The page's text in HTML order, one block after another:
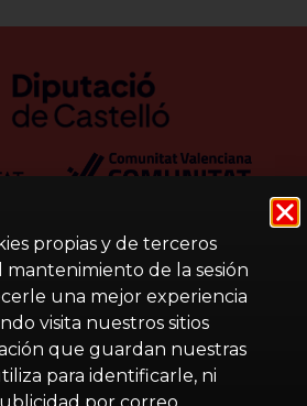
propias y de terceros
mantenimiento de la sesión
una mejor experiencia
visita nuestros sitios
que guardan nuestras
para identificarle, ni